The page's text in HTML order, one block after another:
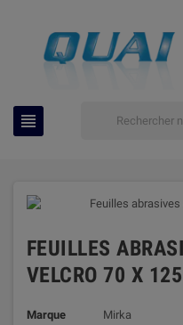

FEUILLES
VELCRO 70 X
Marque
Mirka